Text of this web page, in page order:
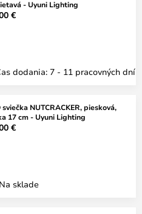
- Uyuni Lighting
€
dodania: 7 - 11 pracovných dní
sviečka NUTCRACKER, piesková,
17 cm - Uyuni Lighting
€
Na sklade